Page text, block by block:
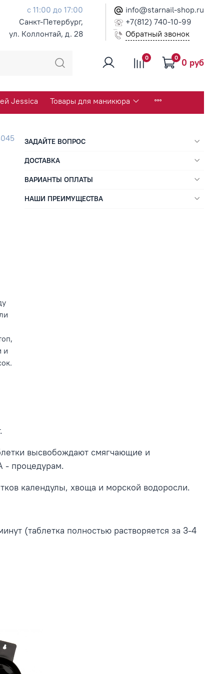
с 11:00 до 17:00
Санкт-Петербург,
ул. Коллонтай, д. 28
info@starnail-shop.ru
+7(812) 740-10-99
Обратный звонок
0 0 0 руб
Jessica Товары для маникюра
ЗАДАЙТЕ ВОПРОС
ДОСТАВКА
ВАРИАНТЫ ОПЛАТЫ
НАШИ ПРЕИМУЩЕСТВА
и
высвобождают смягчающие и
- процедурам.
календулы, хвоща и морской водоросли.
(таблетка полностью растворяется за 3-4